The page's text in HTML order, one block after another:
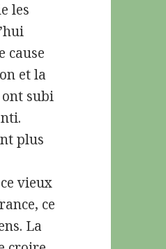
les
cause
et la
subi
plus
vieux
ce
La